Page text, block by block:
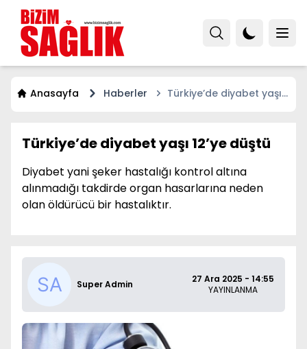
Anasayfa Haberler
Türkiye’de diyabet yaşı
Türkiye’de diyabet yaşı 12’ye düştü
Diyabet yani şeker hastalığı kontrol altına
alınmadığı takdirde organ hasarlarına neden
olan öldürücü bir hastalıktır.
Super Admin
27 Ara 2025 - 14:55
YAYINLANMA